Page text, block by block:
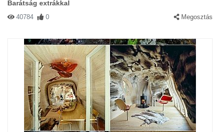
Barátság extrákkal
40784 0 Megosztás